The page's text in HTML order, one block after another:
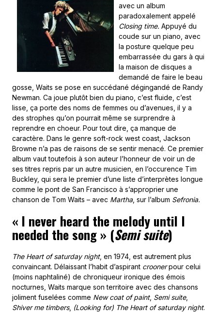
avec un album
paradoxalement appelé
Closing time. Appuyé du
coude sur un piano, avec
la posture quelque peu
embarrassée du gars à qui
la maison de disques a
demandé de faire le beau
gosse, Waits se pose en succédané dégingandé de Randy
Newman. Ca joue plutôt bien du piano, c’est fluide, c’est
lisse, ça porte des noms de femmes ou d’avenues, il y a
des strophes qu’on pourrait même se surprendre à
reprendre en choeur. Pour tout dire, ça manque de
caractère. Dans le genre soft-rock west coast, Jackson
Browne n’a pas de raisons de se sentir menacé. Ce premier
album vaut toutefois à son auteur l’honneur de voir un de
ses titres repris par un autre musicien, en l’occurence Tim
Buckley, qui sera le premier d’une liste d’interprètes longue
comme le pont de San Francisco à s’approprier une
chanson de Tom Waits – avec Martha, sur l’album Sefronia.
« I never heard the melody until I
needed the song » (Semi suite)
The Heart of saturday night, en 1974, est autrement plus
convaincant. Délaissant l’habit d’aspirant croonerpour celui
(moins naphtaliné) de chroniqueur ironique des émois
nocturnes, Waits marque son territoire avec des chansons
joliment fuselées comme New coat of paint, Semi suite,
Shiver me timbers, (Looking for) The Heart of saturday night.